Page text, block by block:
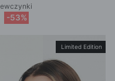
-53%
Limited Edition